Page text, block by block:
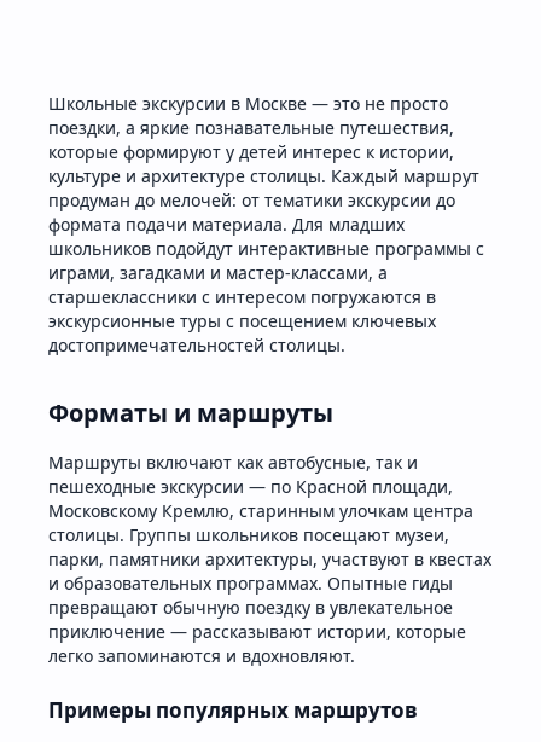
Школьные экскурсии в Москве — это не просто
поездки, а яркие познавательные путешествия,
которые формируют у детей интерес к истории,
культуре и архитектуре столицы. Каждый маршрут
продуман до мелочей: от тематики экскурсии до
формата подачи материала. Для младших
школьников подойдут интерактивные программы с
играми, загадками и мастер-классами, а
старшеклассники с интересом погружаются в
экскурсионные туры с посещением ключевых
достопримечательностей столицы.
Форматы и маршруты
Маршруты включают как автобусные, так и
пешеходные экскурсии — по Красной площади,
Московскому Кремлю, старинным улочкам центра
столицы. Группы школьников посещают музеи,
парки, памятники архитектуры, участвуют в квестах
и образовательных программах. Опытные гиды
превращают обычную поездку в увлекательное
приключение — рассказывают истории, которые
легко запоминаются и вдохновляют.
Примеры популярных маршрутов